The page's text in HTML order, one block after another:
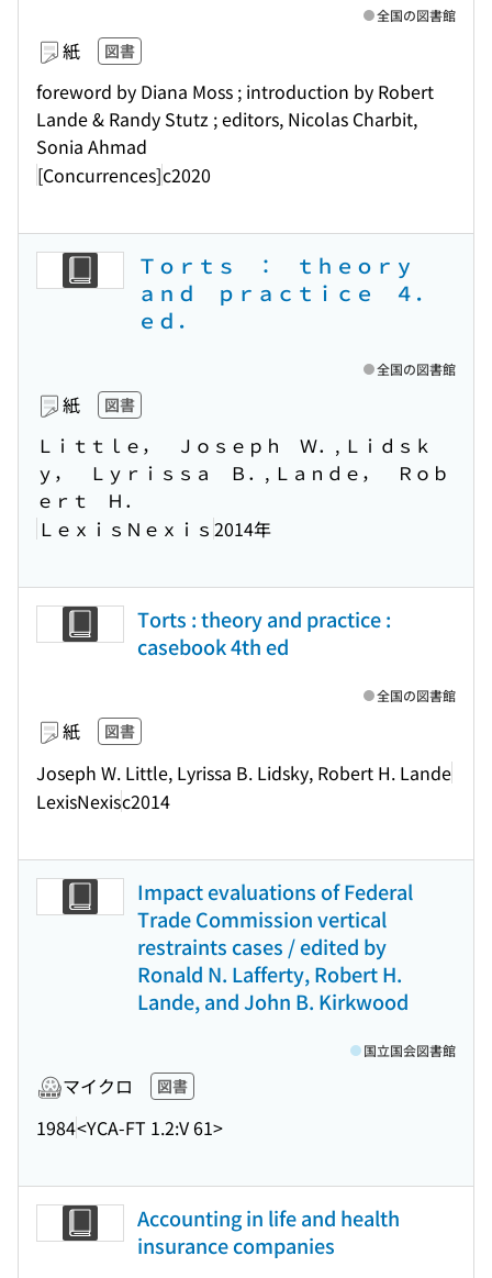
紙 図書
foreword by Diana Moss ; introduction by Robert
Lande & Randy Stutz ; editors, Nicolas Charbit,
Sonia Ahmad
[Concurrences]c2020
全国の図書館
Ｔｏｒｔｓ ： ｔｈｅｏｒｙ
ａｎｄ ｐｒａｃｔｉｃｅ ４．
ｅｄ．
紙 図書
Ｌｉｔｔｌｅ， Ｊｏｓｅｐｈ Ｗ．, Ｌｉｄｓｋ
ｙ， Ｌｙｒｉｓｓａ Ｂ．, Ｌａｎｄｅ， Ｒｏｂ
ｅｒｔ Ｈ．
ＬｅｘｉｓＮｅｘｉｓ 2014年
全国の図書館
Torts : theory and practice :
casebook 4th ed
紙 図書
Joseph W. Little, Lyrissa B. Lidsky, Robert H. Lande
LexisNexisc2014
全国の図書館
Impact evaluations of Federal
Trade Commission vertical
restraints cases / edited by
Ronald N. Lafferty, Robert H.
Lande, and John B. Kirkwood
マイクロ 図書
1984<YCA-FT 1.2:V 61>
国立国会図書館
Accounting in life and health
insurance companies